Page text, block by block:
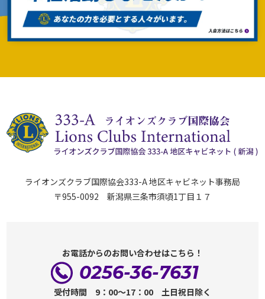
ライオンズクラブ国際協会333-A 地区キャビネット事務局
〒955-0092 新潟県三条市須頃1丁目１７
お電話からのお問い合わせはこちら！
0256-36-7631
受付時間 9：00～17：00 土日祝日除く